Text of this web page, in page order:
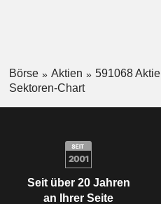
Börse Aktien 591068 Aktie
Sektoren-Chart
Seit über 20 Jahren
an Ihrer Seite